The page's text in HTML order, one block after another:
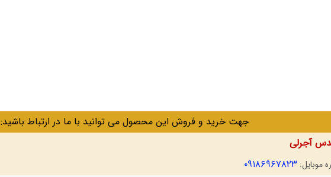
جهت خرید و فروش این محصول می توانید با ما در ارتباط باشید:
آجرلی
موبایل: ۰۹۱۸۶۹۶۷۸۲۳